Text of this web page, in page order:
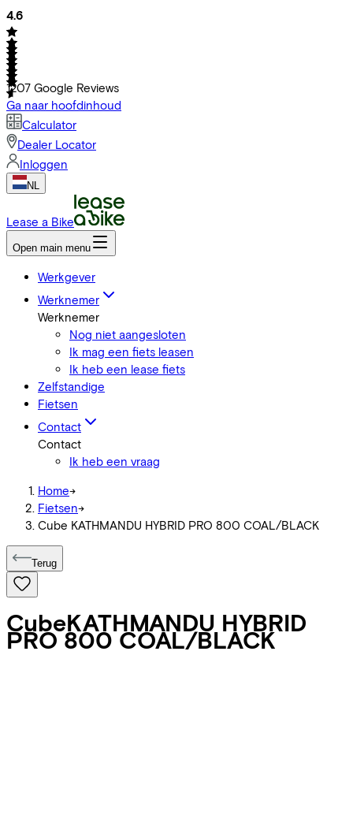
4.6
1207 Google Reviews
Ga naar hoofdinhoud
Calculator
Dealer Locator
Inloggen
NL
Lease a Bike
Open main menu
Werkgever
Werknemer
Werknemer
Nog niet aangesloten
Ik mag een fiets leasen
Ik heb een lease fiets
Zelfstandige
Fietsen
Contact
Contact
Ik heb een vraag
Home->
Fietsen->
Cube KATHMANDU HYBRID PRO 800 COAL/BLACK
Terug
CubeKATHMANDU HYBRID
PRO 800 COAL/BLACK